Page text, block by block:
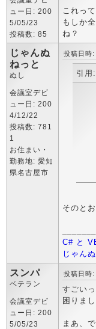
ュー日: 200
5/05/23
投稿数: 85
これって
もしか
ね？
じゃんぬ
ねっと
ぬし
会議室デビ
ュー日: 200
4/12/22
投稿数: 781
1
お住まい・
勤務地: 愛知
県名古屋市
投稿日時
引用:
そのと
C# と
じゃん
スンパ
ベテラン
会議室デビ
ュー日: 200
5/05/23
投稿日時
すごい
困りま
まあ、